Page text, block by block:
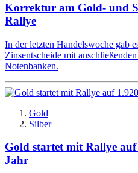
Korrektur am Gold- und
Rallye
In der letzten Handelswoche gab
Zinsentscheide mit
Notenbanken.
Gold
Silber
Gold startet mit Rallye
Jahr